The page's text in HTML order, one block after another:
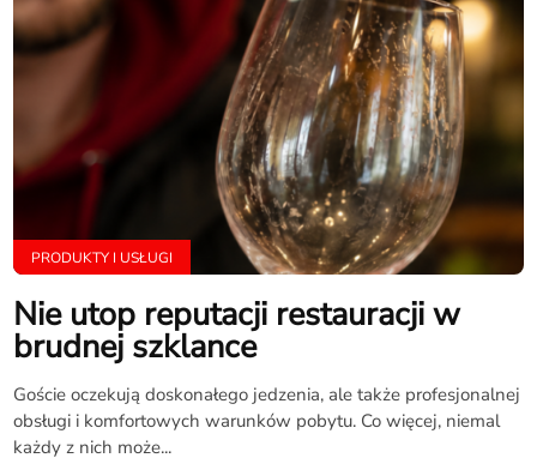
PRODUKTY I USŁUGI
Nie utop reputacji restauracji w
brudnej szklance
Goście oczekują doskonałego jedzenia, ale także profesjonalnej
obsługi i komfortowych warunków pobytu. Co więcej, niemal
każdy z nich może...